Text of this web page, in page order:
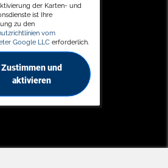
der Karten- und
ist Ihre
zu den
vom
Google LLC erforderlich.
Zustimmen und
aktivieren